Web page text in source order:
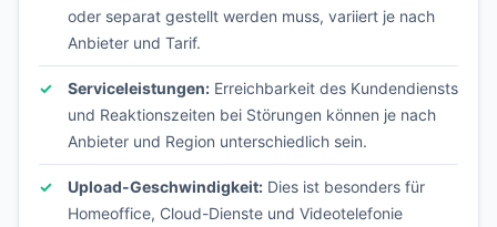
oder separat gestellt werden muss, variiert je nach
Anbieter und Tarif.
Serviceleistungen: Erreichbarkeit des Kundendiensts
und Reaktionszeiten bei Störungen können je nach
Anbieter und Region unterschiedlich sein.
Upload-Geschwindigkeit: Dies ist besonders für
Homeoffice, Cloud-Dienste und Videotelefonie